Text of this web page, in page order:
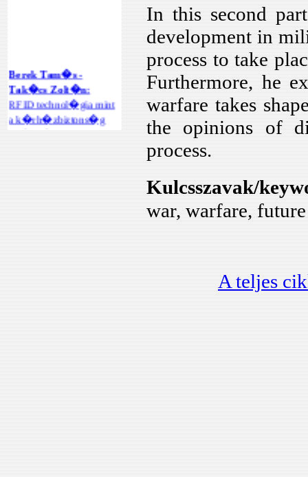
Berek Tam�s -
Tak�cs Zolt�n:
RFID technol�gia mint
a k�rh�zbiztons�g
ter�let�n
megval�sul�
int�zm�nyi rend
biztos�t�s�nak
eszk�ze...
Horv�th Tam�s:
IP alap� CCTV
rendszer?
Horv�th Tam�s -
Kov�cs Tibor:
IP alap� vide�
megfigyel� rendszerek
tervez�se,
rendszerelemei
kiv�laszt�sa...
J�zsef Pad�nyi -
Gy�rgy Vass:
Banknote tracking as a
tool for counter terrorism
financing...
Szab� Anna Barbara:
In this second
development in
process to take
Furthermore, he
warfare takes
the opinions of
process.
Kulcsszavak/
war, warfare, future
A teljes